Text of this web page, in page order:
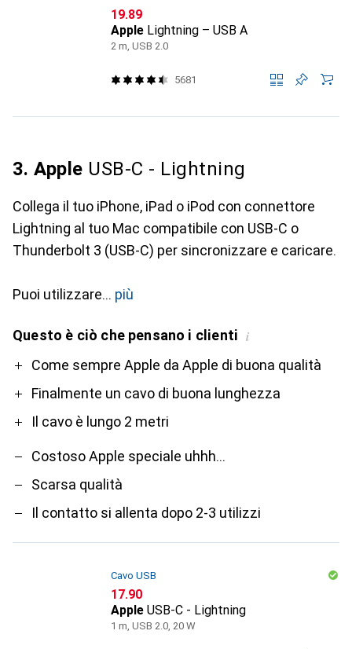
CHF
19.89
Apple Lightning – USB A
2 m, USB 2.0
5681
3. Apple USB-C - Lightning
Collega il tuo iPhone, iPad o iPod con connettore
Lightning al tuo Mac compatibile con USB-C o
Thunderbolt 3 (USB-C) per sincronizzare e caricare.
Puoi utilizzare più
Questo è ciò che pensano i clienti i
ProCome sempre Apple da Apple di buona qualità
Finalmente un cavo di buona lunghezza
Il cavo è lungo 2 metri
Contro
Costoso Apple speciale uhhh...
Scarsa qualità
Il contatto si allenta dopo 2-3 utilizzi
Cavo USB
CHF
17.90
Apple USB-C - Lightning
1 m, USB 2.0, 20 W